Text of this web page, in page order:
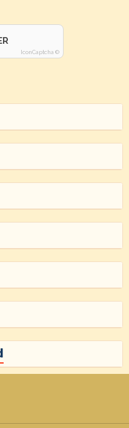
IconCaptcha ©